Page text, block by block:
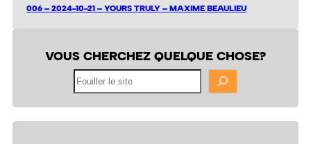
006 – 2024-10-21 – YOURS TRULY – MAXIME BEAULIEU
VOUS CHERCHEZ QUELQUE CHOSE?